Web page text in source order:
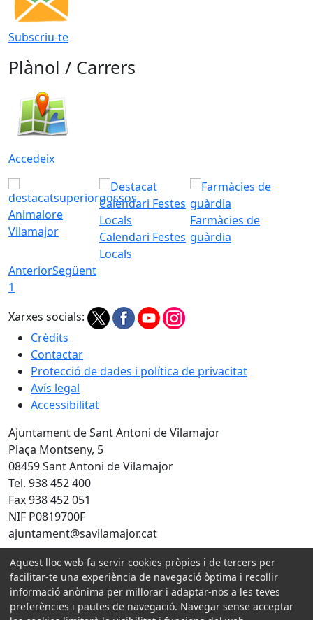
Subscriu-te
Plànol / Carrers
Accedeix
Animalore
Vilamajor
Calendari Festes
Locals
Farmàcies de
guàrdia
AnteriorSegüent
1
Xarxes socials:
Crèdits
Contactar
Protecció de dades i política de privacitat
Avís legal
Accessibilitat
Ajuntament de Sant Antoni de Vilamajor
Plaça Montseny, 5
08459 Sant Antoni de Vilamajor
Tel. 938 452 400
Fax 938 452 051
NIF P0819700F
ajuntament@savilamajor.cat
Amb la col·laboració de:
Aquest lloc web fa servir cookies pròpies i de tercers per
facilitar-te una experiència de navegació òptima i recollir
informació anònima per millorar i adaptar-nos a les teves
preferències i pautes de navegació. Navegar sense acceptar